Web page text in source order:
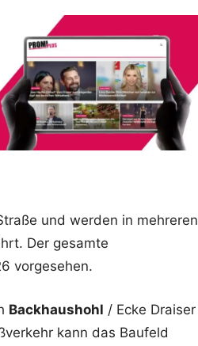
und werden in mehreren
Der gesamte
vorgesehen.
Backhaushohl / Ecke Draiser
kann das Baufeld